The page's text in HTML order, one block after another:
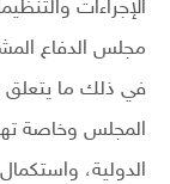
الإجراءات
مجلس الدفاع
في ذلك ما يتعلق
المجلس وخاصة
الدولية،